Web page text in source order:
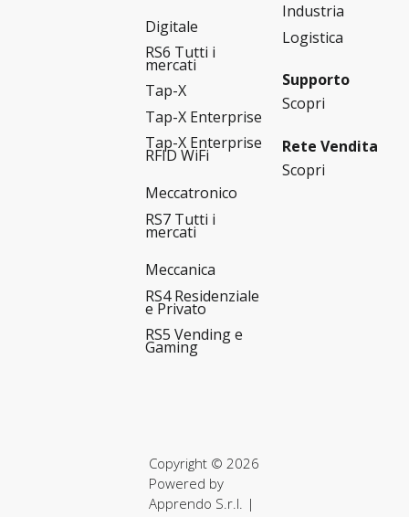
Digitale
RS6 Tutti i
mercati
Tap-X
Tap-X Enterprise
Tap-X Enterprise
RFID WiFi
Meccatronico
RS7 Tutti i
mercati
Meccanica
RS4 Residenziale
e Privato
RS5 Vending e
Gaming
Industria
Logistica
Supporto
Scopri
Rete Vendita
Scopri
Copyright © 2026
Powered by
Apprendo S.r.l. |